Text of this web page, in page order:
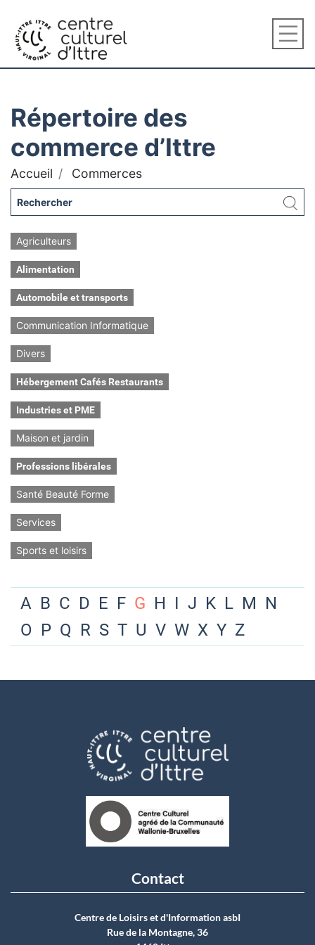
Répertoire des
commerce d’Ittre
Accueil Commerces
Agriculteurs
Alimentation
Automobile et transports
Communication Informatique
Divers
Hébergement Cafés Restaurants
Industries et PME
Maison et jardin
Professions libérales
Santé Beauté Forme
Services
Sports et loisirs
A B C D E F G H I J K L M N
O P Q R S T U V W X Y Z
Contact
Centre de Loisirs et d'Information asbI
Rue de la Montagne, 36